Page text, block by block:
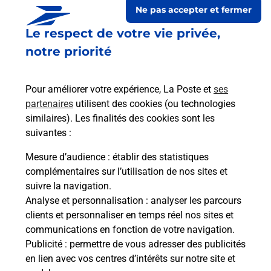
Le respect de votre vie privée,
notre priorité
Pour améliorer votre expérience, La Poste et ses
partenaires utilisent des cookies (ou technologies
similaires). Les finalités des cookies sont les
suivantes :
Mesure d’audience : établir des statistiques
complémentaires sur l’utilisation de nos sites et
suivre la navigation.
Analyse et personnalisation : analyser les parcours
clients et personnaliser en temps réel nos sites et
communications en fonction de votre navigation.
Publicité : permettre de vous adresser des publicités
en lien avec vos centres d’intérêts sur notre site et
Ne pas accepter et fermer
Boîte aux lettres La Poste
Prochaine collecte du courriervendredi
09h00
580 Route Des Boissonnets
01290
Bey
Itinéraire
Le lien s'ouvre dans un nouvel onglet